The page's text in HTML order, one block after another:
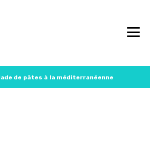
de pâtes à la méditerranéenne